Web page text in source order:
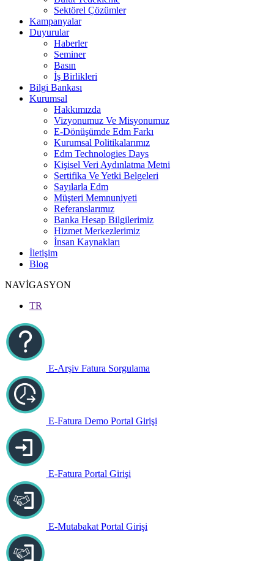
Sektörel Çözümler
Kampanyalar
Duyurular
Haberler
Seminer
Basın
İş Birlikleri
Bilgi Bankası
Kurumsal
Hakkımızda
Vizyonumuz Ve Misyonumuz
E-Dönüşümde Edm Farkı
Kurumsal Politikalarımız
Edm Technologies Days
Kişisel Veri Aydınlatma Metni
Sertifika Ve Yetki Belgeleri
Sayılarla Edm
Müşteri Memnuniyeti
Referanslarımız
Banka Hesap Bilgilerimiz
Hizmet Merkezlerimiz
İnsan Kaynakları
İletişim
Blog
NAVİGASYON
TR
E-Arşiv Fatura Sorgulama
E-Fatura Demo Portal Girişi
E-Fatura Portal Girişi
E-Mutabakat Portal Girişi